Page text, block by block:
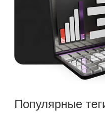
Популярные